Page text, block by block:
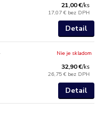
21,00 €/ks
17,07 € bez DPH
Detail
32,90 €/ks
26,75 € bez DPH
Nie je skladom
Detail